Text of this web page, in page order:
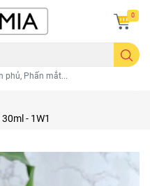
phủ, Phấn mắt...
0
- 1W1